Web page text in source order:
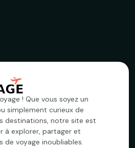
! Que vous soyez un
simplement curieux de
destinations, notre site est
à explorer, partager et
de voyage inoubliables.